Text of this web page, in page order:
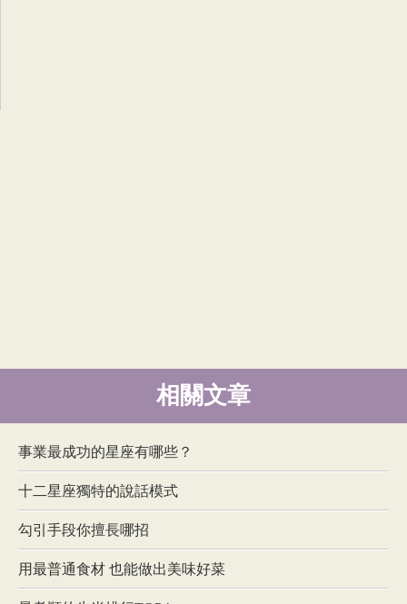
相關文章
事業最成功的星座有哪些？
十二星座獨特的說話模式
勾引手段你擅長哪招
用最普通食材 也能做出美味好菜